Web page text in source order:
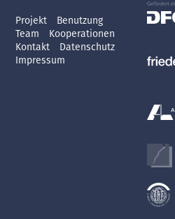
Projekt
Benutzung
Team
Kooperationen
Kontakt
Datenschutz
Impressum